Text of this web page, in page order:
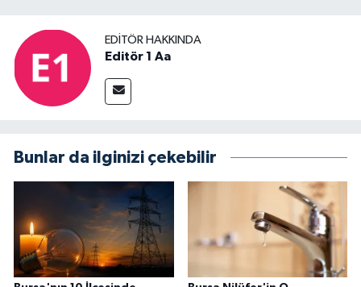
EDITÖR HAKKINDA
Editör 1 Aa
Bunlar da ilginizi çekebilir